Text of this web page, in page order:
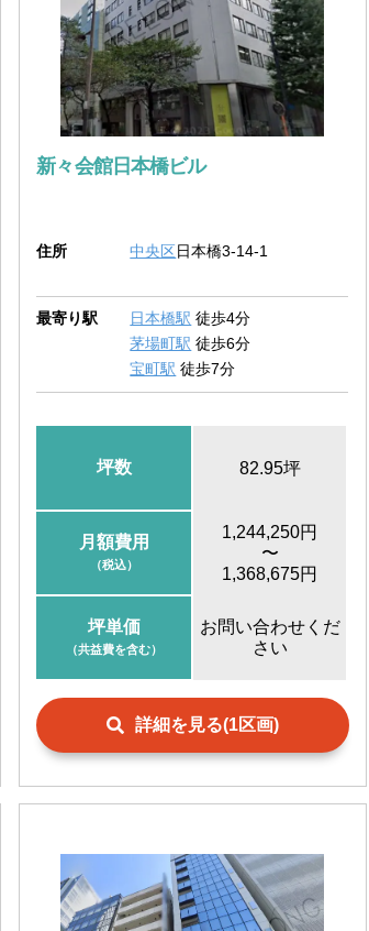
新々会館日本橋ビル
住所 中央区日本橋3-14-1
最寄り駅 日本橋駅 徒歩4分
茅場町駅 徒歩6分
宝町駅 徒歩7分
坪数 82.95坪
月額費用
（税込）
1,244,250円
〜
1,368,675円
坪単価
（共益費を含む）
お問い合わせくだ
さい
詳細を見る(1区画)